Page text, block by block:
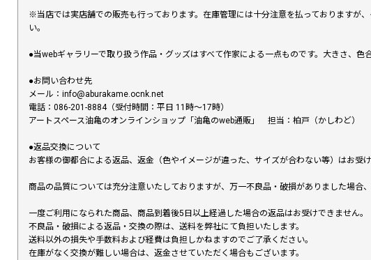
※当店では実店舗での販売も行っております。在庫管理には十分注意を払っておりますが
い。
●当webギャラリーで取り扱う作品・グッズはすべて作家による一点ものです。大きさ、
●お問い合わせ先
メール：info@aburakame.ocnk.net
電話：086-201-8884（受付時間：平日 11時〜17時）
アートスペース油亀のオンラインショップ「油亀のweb通販」 担当：柏戸（かしわど）
●返品交換について
お客様の御都合による返品、返金（色やイメージが違った、サイズが合わない等）はお受
商品の品質については充分注意いたしておりますが、万一不良品・破損がありました場合
一度ご利用になられた商品、商品到着後5日以上経過した場合の返品はお受けできません。
不良品・破損による返品・交換の際は、送料を弊社にて負担いたします。
送料以外の損失や手数料および経費は負担しかねますのでご了承ください。
在庫がなく交換が難しい場合は、返金させていただく場合もございます。